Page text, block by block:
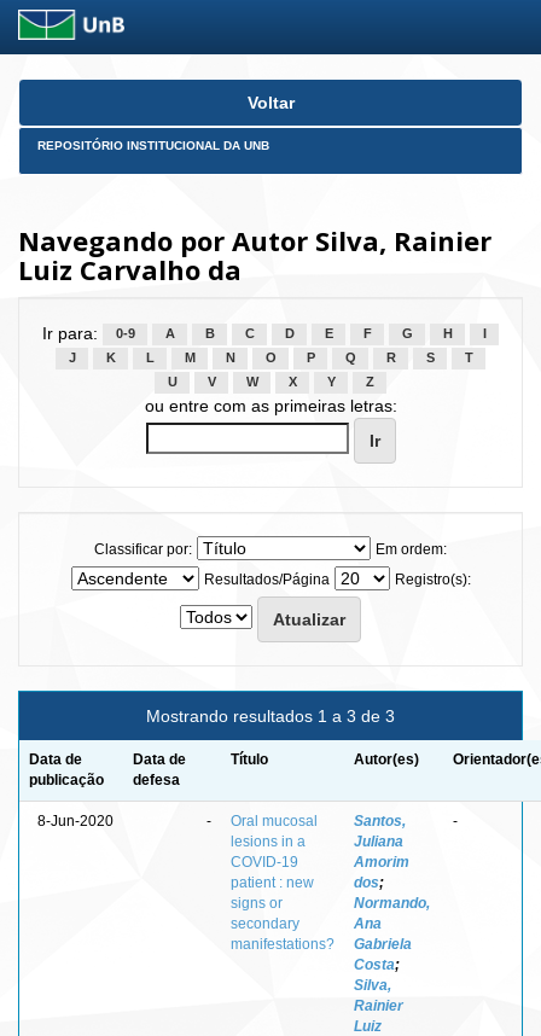
Skip
Voltar
REPOSITÓRIO INSTITUCIONAL DA UNB
Navegando por Autor Silva, Rainier
Luiz Carvalho da
Ir para: 0-9 A B C D E F G H
J
K L M N O P Q R S
T
U
V W X Y Z
ou entre com as primeiras letras:
Classificar por:
Em ordem:
Resultados/Página
Registro(s):
Mostrando resultados 1 a 3 de 3
Data de
publicação
Data de
defesa
Título Autor(es)
8-Jun-2020 -
Oral mucosal
lesions in a
COVID-19
patient : new
signs or
secondary
manifestations?
Santos,
Juliana
Amorim
dos;
Normando,
Ana
Gabriela
Costa;
Silva,
Rainier
Luiz
-